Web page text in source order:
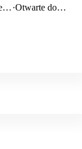
·Otwarte do